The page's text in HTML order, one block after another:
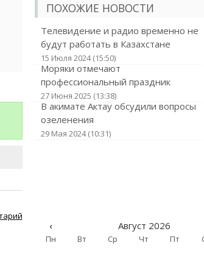
ПОХОЖИЕ НОВОСТИ
Телевидение и радио временно не
будут работать в Казахстане
15 Июля 2024 (15:50)
Моряки отмечают
профессиональный праздник
27 Июня 2025 (13:38)
В акимате Актау обсудили вопросы
озеленения
29 Мая 2024 (10:31)
‹ Август 2026
Пн Вт Ср Чт Пт